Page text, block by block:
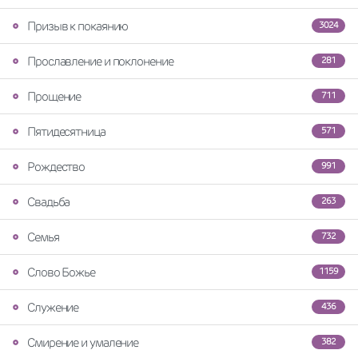
3024
Призыв к покаянию
281
Прославление и поклонение
711
Прощение
571
Пятидесятница
991
Рождество
263
Свадьба
732
Семья
1159
Слово Божье
436
Служение
382
Смирение и умаление